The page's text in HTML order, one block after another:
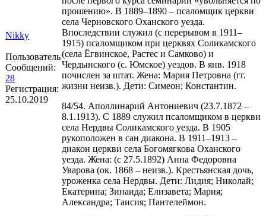
Nikky
Пользователь
Сообщений:
28
Регистрация:
25.10.2019
прошению». В 1889–1890 – псаломщик церкви
села Черновского Оханского уезда.
Впоследствии служил (с перерывом в 1911–
1915) псаломщиком при церквях Соликамского
(села Ёгвинское, Растес и Самково) и
Чердынского (с. Юмское) уездов. В янв. 1918
почислен за штат. Жена: Мария Петровна (гг.
жизни неизв.). Дети: Симеон; Константин.
84/54. Аполлинарий Антониевич (23.7.1872 –
8.1.1913). С 1889 служил псаломщиком в церкви
села Нердвы Соликамского уезда. В 1905
рукоположен в сан диакона. В 1911–1913 –
диакон церкви села Богомягкова Оханского
уезда. Жена: (с 27.5.1892) Анна Федоровна
Уварова (ок. 1868 – неизв.). Крестьянская дочь,
уроженка села Нердвы. Дети: Лидия; Николай;
Екатерина; Зинаида; Елизавета; Мария;
Александра; Таисия; Пантелеймон.